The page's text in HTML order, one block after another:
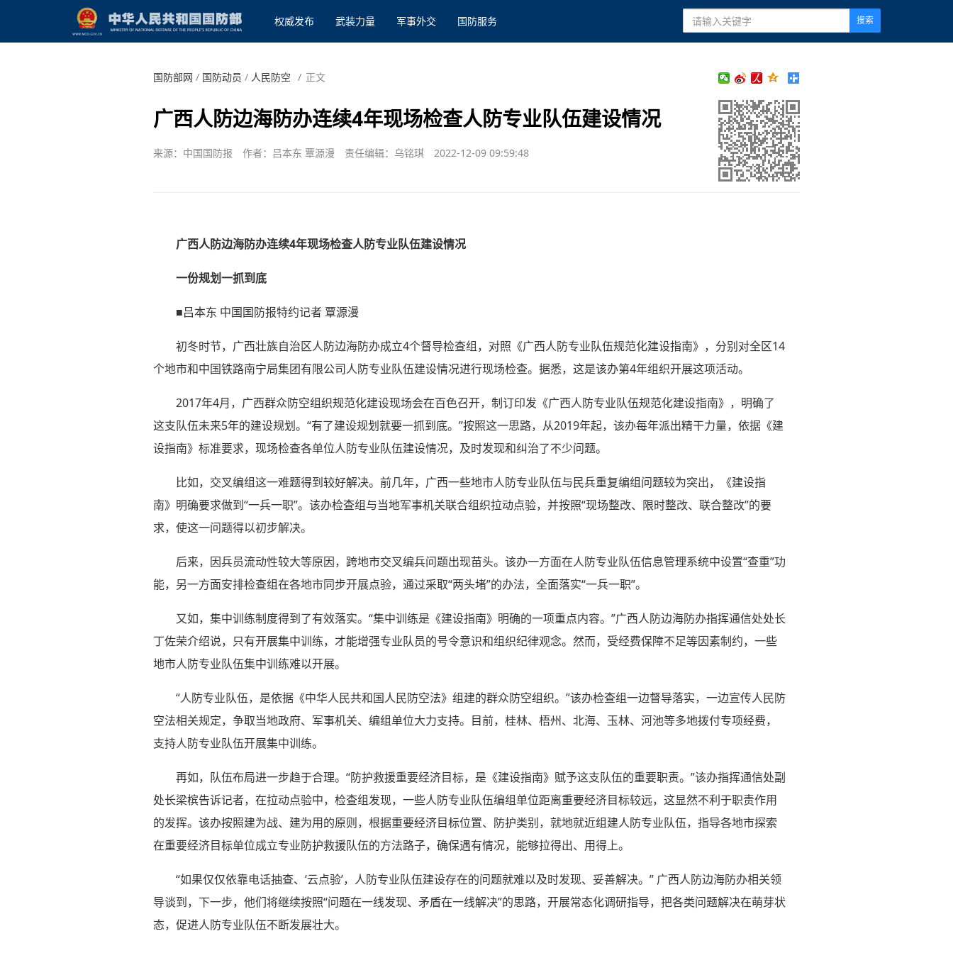
权威发布 武装力量 军事外交 国防服务 搜索
国防部网 / 国防动员 / 人民防空 / 正文
广西人防边海防办连续4年现场检查人防专业队伍建设情况
来源：中国国防报 作者：吕本东 覃源漫 责任编辑：乌铭琪 2022-12-09 09:59:48
广西人防边海防办连续4年现场检查人防专业队伍建设情况
一份规划一抓到底
■吕本东 中国国防报特约记者 覃源漫
初冬时节，广西壮族自治区人防边海防办成立4个督导检查组，对照《广西人防专业队伍规范化建设指南》，分别对全区14
个地市和中国铁路南宁局集团有限公司人防专业队伍建设情况进行现场检查。据悉，这是该办第4年组织开展这项活动。
2017年4月，广西群众防空组织规范化建设现场会在百色召开，制订印发《广西人防专业队伍规范化建设指南》，明确了
这支队伍未来5年的建设规划。“有了建设规划就要一抓到底。”按照这一思路，从2019年起，该办每年派出精干力量，依据《建
设指南》标准要求，现场检查各单位人防专业队伍建设情况，及时发现和纠治了不少问题。
比如，交叉编组这一难题得到较好解决。前几年，广西一些地市人防专业队伍与民兵重复编组问题较为突出，《建设指
南》明确要求做到“一兵一职”。该办检查组与当地军事机关联合组织拉动点验，并按照“现场整改、限时整改、联合整改”的要
求，使这一问题得以初步解决。
后来，因兵员流动性较大等原因，跨地市交叉编兵问题出现苗头。该办一方面在人防专业队伍信息管理系统中设置“查重”功
能，另一方面安排检查组在各地市同步开展点验，通过采取“两头堵”的办法，全面落实“一兵一职”。
又如，集中训练制度得到了有效落实。“集中训练是《建设指南》明确的一项重点内容。”广西人防边海防办指挥通信处处长
丁佐荣介绍说，只有开展集中训练，才能增强专业队员的号令意识和组织纪律观念。然而，受经费保障不足等因素制约，一些
地市人防专业队伍集中训练难以开展。
“人防专业队伍，是依据《中华人民共和国人民防空法》组建的群众防空组织。”该办检查组一边督导落实，一边宣传人民防
空法相关规定，争取当地政府、军事机关、编组单位大力支持。目前，桂林、梧州、北海、玉林、河池等多地拨付专项经费，
支持人防专业队伍开展集中训练。
再如，队伍布局进一步趋于合理。“防护救援重要经济目标，是《建设指南》赋予这支队伍的重要职责。”该办指挥通信处副
处长梁槟告诉记者，在拉动点验中，检查组发现，一些人防专业队伍编组单位距离重要经济目标较远，这显然不利于职责作用
的发挥。该办按照建为战、建为用的原则，根据重要经济目标位置、防护类别，就地就近组建人防专业队伍，指导各地市探索
在重要经济目标单位成立专业防护救援队伍的方法路子，确保遇有情况，能够拉得出、用得上。
“如果仅仅依靠电话抽查、‘云点验’，人防专业队伍建设存在的问题就难以及时发现、妥善解决。” 广西人防边海防办相关领
导谈到，下一步，他们将继续按照“问题在一线发现、矛盾在一线解决”的思路，开展常态化调研指导，把各类问题解决在萌芽状
态，促进人防专业队伍不断发展壮大。